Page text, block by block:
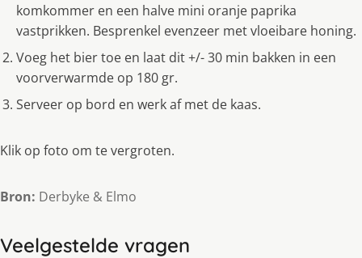
komkommer en een halve mini oranje paprika
vastprikken. Besprenkel evenzeer met vloeibare honing.
Voeg het bier toe en laat dit +/- 30 min bakken in een
voorverwarmde op 180 gr.
Serveer op bord en werk af met de kaas.
Klik op foto om te vergroten.
Bron: Derbyke & Elmo
Veelgestelde vragen